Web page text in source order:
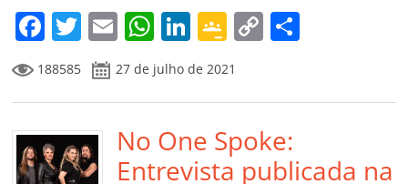
m
F
a
c
e
b
o
T
w
itt
er
E
m
ai
l
W
h
at
s
A
p
Li
n
k
e
dI
n
G
o
o
gl
e
Cl
C
y
Li
n
p
til
188585 27 de julho de 2021
No One Spoke:
Entrevista publicada na